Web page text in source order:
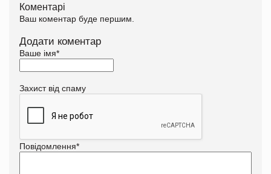
Коментарі
Ваш коментар буде першим.
Додати коментар
Ваше імя*
Захист від спаму
Повідомлення*